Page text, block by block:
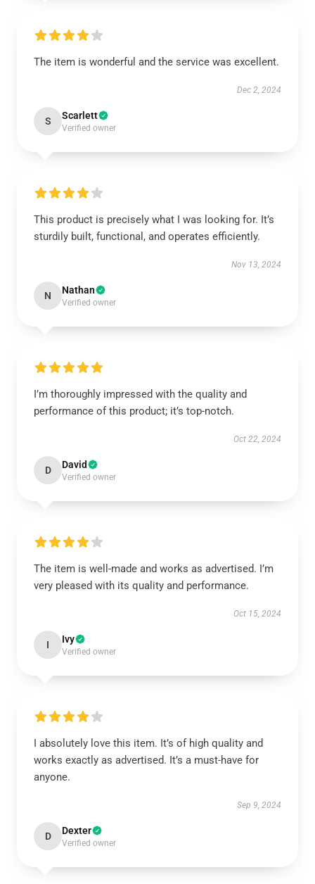
The item is wonderful and the service was excellent.
Dec 2, 2024
S Scarlett
Verified owner
This product is precisely what I was looking for. It’s
sturdily built, functional, and operates efficiently.
Nov 13, 2024
N Nathan
Verified owner
I’m thoroughly impressed with the quality and
performance of this product; it’s top-notch.
Oct 22, 2024
D David
Verified owner
The item is well-made and works as advertised. I’m
very pleased with its quality and performance.
Oct 15, 2024
I Ivy
Verified owner
I absolutely love this item. It’s of high quality and
works exactly as advertised. It’s a must-have for
anyone.
Sep 9, 2024
D Dexter
Verified owner